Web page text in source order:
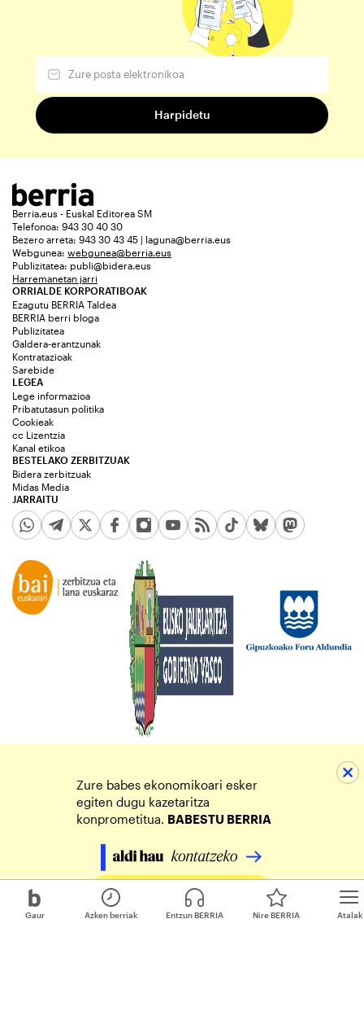
Gaur Atalak
Azken berriak Entzun BERRIA Nire BERRIA
Berria.eus - Euskal Editorea SM
Telefonoa: 943 30 40 30
Bezero arreta: 943 30 43 45 | laguna@berria.eus
Webgunea: webgunea@berria.eus
Publizitatea: publi@bidera.eus
Harremanetan jarri
ORRIALDE KORPORATIBOAK
Ezagutu BERRIA Taldea
BERRIA berri bloga
Publizitatea
Galdera-erantzunak
Kontratazioak
Sarebide
JARRAITU
LEGEA
Lege informazioa
Pribatutasun politika
Cookieak
cc Lizentzia
Kanal etikoa
BESTELAKO ZERBITZUAK
Bidera zerbitzuak
Midas Media
Zure babes ekonomikoari esker
egiten dugu kazetaritza
konprometitua. BABESTU BERRIA
Egin zure ekarpena